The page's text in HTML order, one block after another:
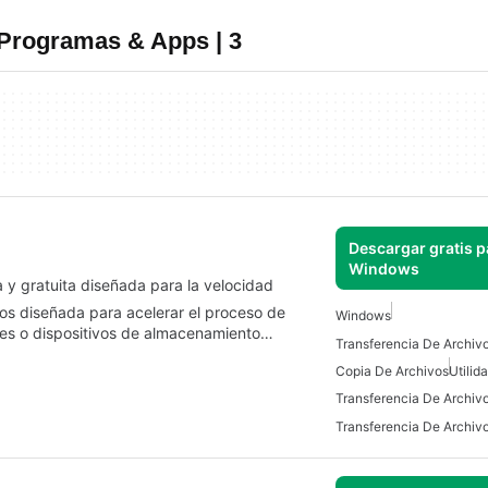
& Apps | 3
y gratuita diseñada para la velocidad
Descargar gratis
Windows
diseñada para acelerar el proceso de
o dispositivos de almacenamiento…
Windows
Copia De Archivos
Transferencia De